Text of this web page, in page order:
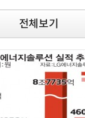
전체보기